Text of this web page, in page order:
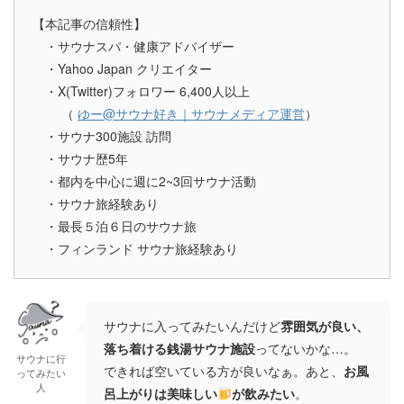
【本記事の信頼性】
・サウナスパ・健康アドバイザー
・Yahoo Japan クリエイター
・X(Twitter)フォロワー 6,400人以上
（ ゆー@サウナ好き｜サウナメディア運営）
・サウナ300施設 訪問
・サウナ歴5年
・都内を中心に週に2~3回サウナ活動
・サウナ旅経験あり
・最長５泊６日のサウナ旅
・フィンランド サウナ旅経験あり
サウナに行
ってみたい
人
サウナに入ってみたいんだけど雰囲気が良い、
落ち着ける銭湯サウナ施設ってないかな…。
できれば空いている方が良いなぁ。あと、 お風
呂上がりは美味しい
が飲みたい。